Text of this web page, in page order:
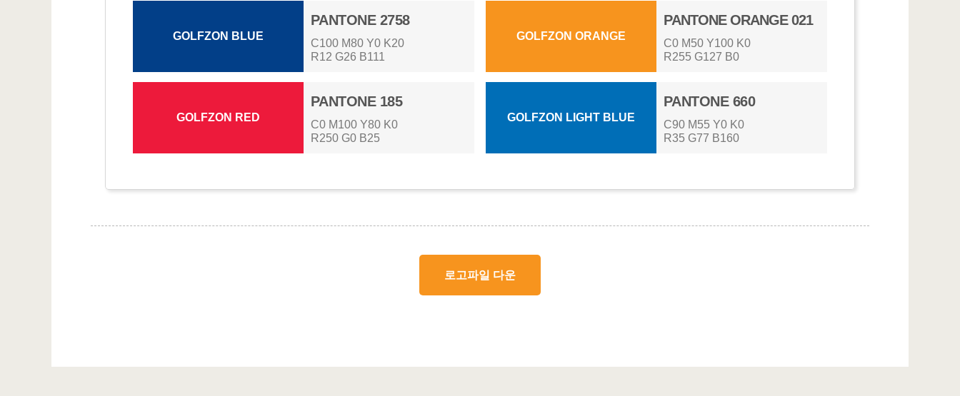
GOLFZON BLUE
PANTONE 2758
C100 M80 Y0 K20
R12 G26 B111
GOLFZON ORANGE
PANTONE ORANGE 021
C0 M50 Y100 K0
R255 G127 B0
GOLFZON RED
PANTONE 185
C0 M100 Y80 K0
R250 G0 B25
GOLFZON LIGHT BLUE
PANTONE 660
C90 M55 Y0 K0
R35 G77 B160
로고파일 다운